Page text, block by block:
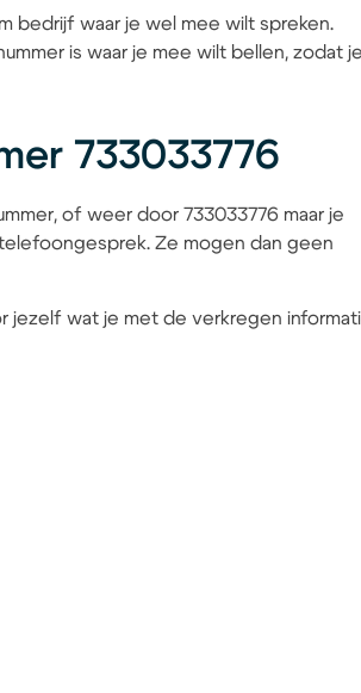
bedrijf waar je wel mee wilt spreken.
is waar je mee wilt bellen, zodat je
733033776
of weer door 733033776 maar je
Ze mogen dan geen
jezelf wat je met de verkregen